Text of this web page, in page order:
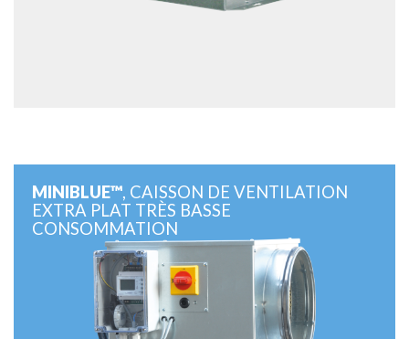
MINIBLUE™, CAISSON DE VENTILATION
EXTRA PLAT TRÈS BASSE
CONSOMMATION